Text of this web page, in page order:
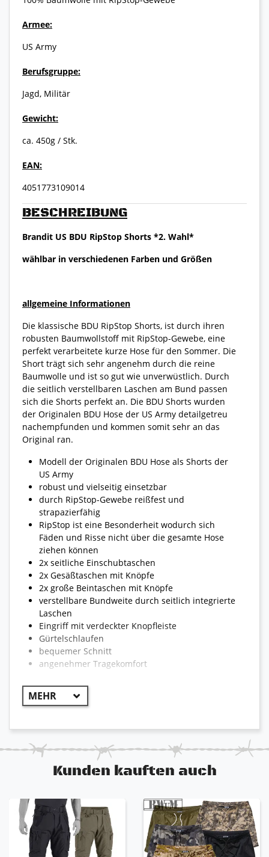
BESCHREIBUNG
Brandit US BDU RipStop Shorts *2. Wahl*
wählbar in verschiedenen Farben und Größen
allgemeine Informationen
Die klassische BDU RipStop Shorts, ist durch ihren
robusten Baumwollstoff mit RipStop-Gewebe, eine
perfekt verarbeitete kurze Hose für den Sommer. Die
Short trägt sich sehr angenehm durch die reine
Baumwolle und ist so gut wie unverwüstlich. Durch
die seitlich verstellbaren Laschen am Bund passen
sich die Shorts perfekt an. Die BDU Shorts wurden
der Originalen BDU Hose der US Army detailgetreu
nachempfunden und kommen somit sehr an das
Original ran.
Modell der Originalen BDU Hose als Shorts der
US Army
robust und vielseitig einsetzbar
durch RipStop-Gewebe reißfest und
strapazierfähig
RipStop ist eine Besonderheit wodurch sich
Fäden und Risse nicht über die gesamte Hose
ziehen können
2x seitliche Einschubtaschen
2x Gesäßtaschen mit Knöpfe
2x große Beintaschen mit Knöpfe
verstellbare Bundweite durch seitlich integrierte
Laschen
Eingriff mit verdeckter Knopfleiste
Gürtelschlaufen
bequemer Schnitt
angenehmer Tragekomfort
Armee:
US Army
Berufsgruppe:
Jagd, Militär
Gewicht:
ca. 450g / Stk.
EAN:
4051773109014
Kunden kauften auch